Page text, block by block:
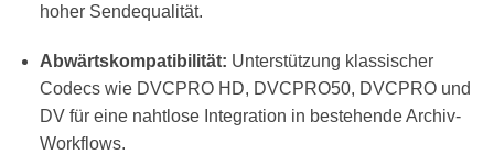
hoher Sendequalität.
Abwärtskompatibilität: Unterstützung klassischer
Codecs wie DVCPRO HD, DVCPRO50, DVCPRO und
DV für eine nahtlose Integration in bestehende Archiv-
Workflows.